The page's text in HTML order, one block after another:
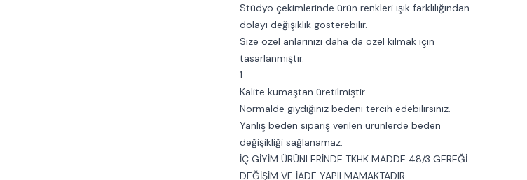
Stüdyo çekimlerinde ürün renkleri ışık farklılığından
dolayı değişiklik gösterebilir.
Size özel anlarınızı daha da özel kılmak için
tasarlanmıştır.
1.
Kalite kumaştan üretilmiştir.
Normalde giydiğiniz bedeni tercih edebilirsiniz.
Yanlış beden sipariş verilen ürünlerde beden
değişikliği sağlanamaz.
İÇ GİYİM ÜRÜNLERİNDE TKHK MADDE 48/3 GEREĞİ
DEĞİŞİM VE İADE YAPILMAMAKTADIR.